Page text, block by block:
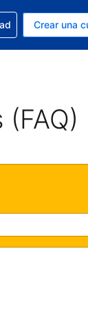
argentino
usando
tu reservaCrear una